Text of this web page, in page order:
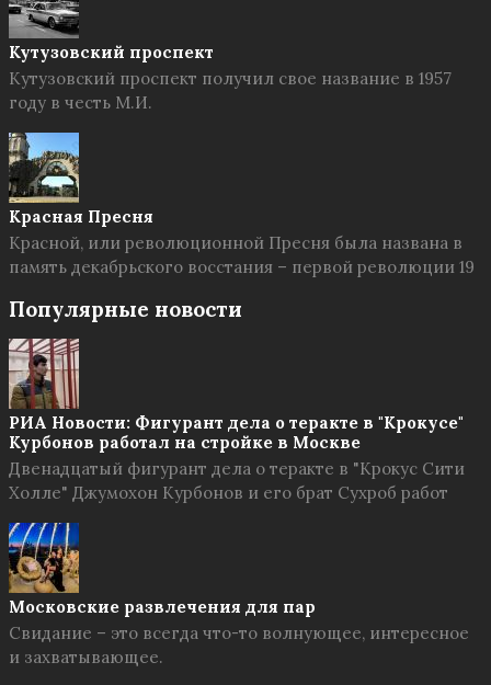
Кутузовский проспект
Кутузовский проспект получил свое название в 1957
году в честь М.И.
Красная Пресня
Красной, или революционной Пресня была названа в
память декабрьского восстания – первой революции 19
Популярные новости
РИА Новости: Фигурант дела о теракте в "Крокусе"
Курбонов работал на стройке в Москве
Двенадцатый фигурант дела о теракте в "Крокус Сити
Холле" Джумохон Курбонов и его брат Сухроб работ
Московские развлечения для пар
Свидание – это всегда что-то волнующее, интересное
и захватывающее.